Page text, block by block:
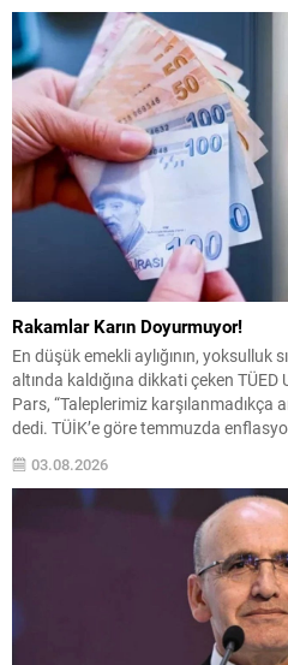
Rakamlar Karın Doyurmuyor!
En düşük emekli aylığının, yoksulluk
altında kaldığına dikkati çeken
Pars, “Taleplerimiz karşılanmadıkça
dedi. TÜİK’e göre temmuzda
ortalamalara göre yüzde...
03.08.2026